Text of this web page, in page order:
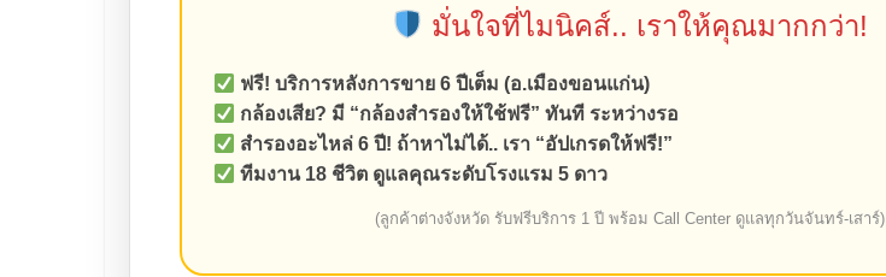
มั่นใจที่ไมนิคส์.. เราให้คุณมากกว่า!
ฟรี! บริการหลังการขาย 6 ปีเต็ม (อ.เมืองขอนแก่น)
กล้องเสีย? มี “กล้องสำรองให้ใช้ฟรี” ทันที ระหว่างรอ
สำรองอะไหล่ 6 ปี! ถ้าหาไม่ได้.. เรา “อัปเกรดให้ฟรี!”
ทีมงาน 18 ชีวิต ดูแลคุณระดับโรงแรม 5 ดาว
(ลูกค้าต่างจังหวัด รับฟรีบริการ 1 ปี พร้อม Call Center ดูแลทุกวันจันทร์-เสาร์)